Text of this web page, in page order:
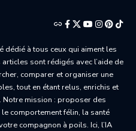
dédié à tous ceux qui aiment les
sont rédigés avec l’aide de
comparer et organiser une
tout en étant relus, enrichis et
Notre mission : proposer des
comportement félin, la santé
compagnon à poils. Ici, l’IA